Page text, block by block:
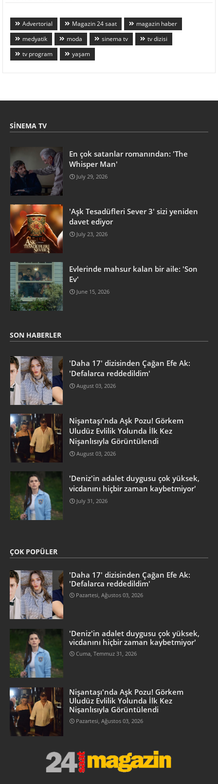
Advertorial Magazin 24 saat
magazin haber
medyatik
moda sinema tv
tv dizisi
tv program
yaşam
SINEMA TV
En çok satanlar romanından: 'The
Whisper Man'
July 29, 2026
'Aşk Tesadüfleri Sever 3' sizi yeniden
davet ediyor
July 23, 2026
Evlerinde mahsur kalan bir aile: 'Son
Ev'
June 15, 2026
SON HABERLER
'Daha 17' dizisinden Çağan Efe Ak:
'Defalarca reddedildim'
August 03, 2026
Nişantaşı'nda Aşk Pozu! Görkem
Uludüz Evlilik Yolunda İlk Kez
Nişanlısıyla Görüntülendi
August 03, 2026
'Deniz'in adalet duygusu çok yüksek,
vicdanını hiçbir zaman kaybetmiyor'
July 31, 2026
ÇOK POPÜLER
'Daha 17' dizisinden Çağan Efe Ak:
'Defalarca reddedildim'
Pazartesi, Ağustos 03, 2026
'Deniz'in adalet duygusu çok yüksek,
vicdanını hiçbir zaman kaybetmiyor'
Cuma, Temmuz 31, 2026
Nişantaşı'nda Aşk Pozu! Görkem
Uludüz Evlilik Yolunda İlk Kez
Nişanlısıyla Görüntülendi
Pazartesi, Ağustos 03, 2026